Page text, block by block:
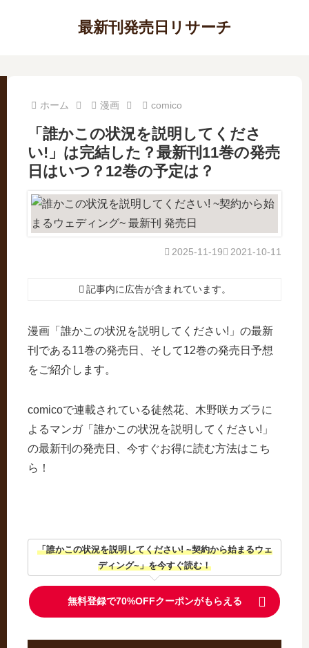
最新刊発売日リサーチ
ホーム 漫画 comico
「誰かこの状況を説明してくださ
い!」は完結した？最新刊11巻の発売
日はいつ？12巻の予定は？
2021-10-11
2025-11-19
記事内に広告が含まれています。
漫画「誰かこの状況を説明してください!」の最新
刊である11巻の発売日、そして12巻の発売日予想
をご紹介します。
comicoで連載されている徒然花、木野咲カズラに
よるマンガ「誰かこの状況を説明してください!」
の最新刊の発売日、今すぐお得に読む方法はこち
ら！
「誰かこの状況を説明してください! ~契約から始まるウェ
ディング~」を今すぐ読む！
無料登録で70%OFFクーポンがもらえる